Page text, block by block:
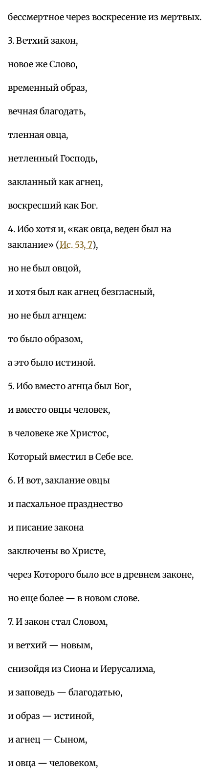
бессмертное через воскресение из мертвых.
3. Ветхий закон,
новое же Слово,
временный образ,
вечная благодать,
тленная овца,
нетленный Господь,
закланный как агнец,
воскресший как Бог.
4. Ибо хотя и, «как овца, веден был на
заклание» (Ис. 53, 7),
но не был овцой,
и хотя был как агнец безгласный,
но не был агнцем:
то было образом,
а это было истиной.
5. Ибо вместо агнца был Бог,
и вместо овцы человек,
в человеке же Христос,
Который вместил в Себе все.
6. И вот, заклание овцы
и пасхальное празднество
и писание закона
заключены во Христе,
через Которого было все в древнем законе,
но еще более — в новом слове.
7. И закон стал Словом,
и ветхий — новым,
снизойдя из Сиона и Иерусалима,
и заповедь — благодатью,
и образ — истиной,
и агнец — Сыном,
и овца — человеком,